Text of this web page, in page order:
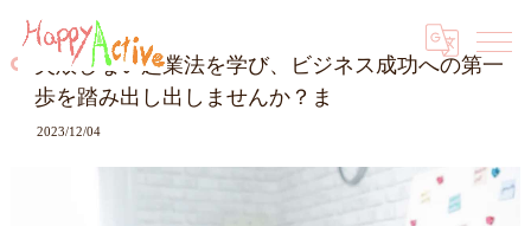
失敗しない起業法を学び、ビジネス成功への第一
歩を踏み出し出しませんか？ま
2023/12/04